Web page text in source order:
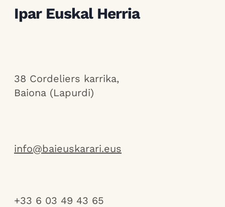
Ipar Euskal Herria
38 Cordeliers karrika,
Baiona (Lapurdi)
info@baieuskarari.eus
+33 6 03 49 43 65